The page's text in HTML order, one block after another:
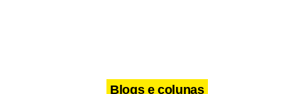
Blogs e colunas